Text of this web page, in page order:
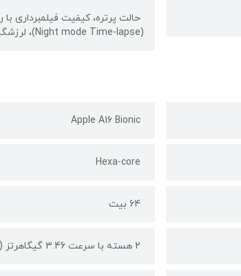
(Night mode Time-lapse)، لرزشگیر خودکار تصویر (Auto Image Stabilization)، قابلیت عکاسی HDR
Apple A16 Bionic
Hexa-core
64 بیت
2 هسته با سرعت 3.46 گیگاهرتز (Everest) و 4 هسته با سرعت 2.02 (Sawtooth)